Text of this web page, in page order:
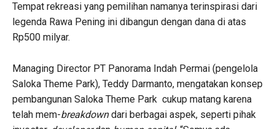
Tempat rekreasi yang pemilihan namanya terinspirasi dari
legenda Rawa Pening ini dibangun dengan dana di atas
Rp500 milyar.
Managing Director PT Panorama Indah Permai (pengelola
Saloka Theme Park), Teddy Darmanto, mengatakan konsep
pembangunan Saloka Theme Park cukup matang karena
telah mem-breakdowndari berbagai aspek, seperti pihak